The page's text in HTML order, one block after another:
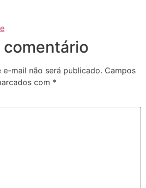
comentário
e-mail não será publicado. Campos
com *